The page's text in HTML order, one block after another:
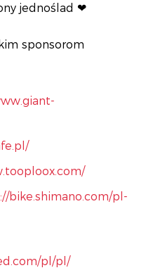
jednoślad ❤
sponsorom
bike.shimano.com/pl-
pl/pl/